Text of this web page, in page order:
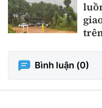
Bình luận (0)